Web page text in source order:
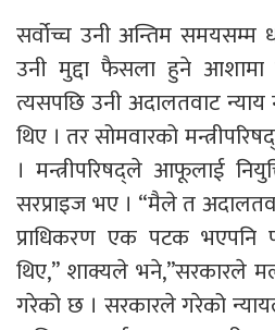
सर्वोच्च उनी अन्तिम समयसम्म
उनी मुद्दा फैसला हुने आशामा
त्यसपछि उनी अदालतवाट
थिए । तर सोमवारको
। मन्त्रीपरिषद्ले आफूलाई
सरप्राइज भए । “मैले त
प्राधिकरण एक पटक भएपनि
थिए,” शाक्यले भने,”सरकारले
गरेको छ । सरकारले गरेको